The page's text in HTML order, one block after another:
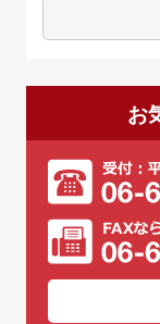
お